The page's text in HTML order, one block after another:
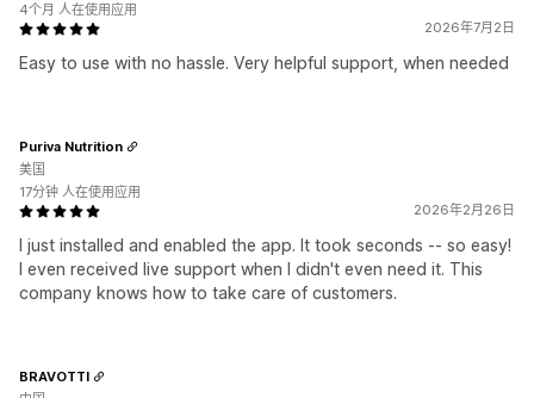
2026年7月2日
Easy to use with no hassle. Very helpful support, when needed
4个月 人在使用应用
2026年2月26日
I just installed and enabled the app. It took seconds -- so easy!
I even received live support when I didn't even need it. This
company knows how to take care of customers.
Puriva Nutrition
美国
17分钟 人在使用应用
BRAVOTTI